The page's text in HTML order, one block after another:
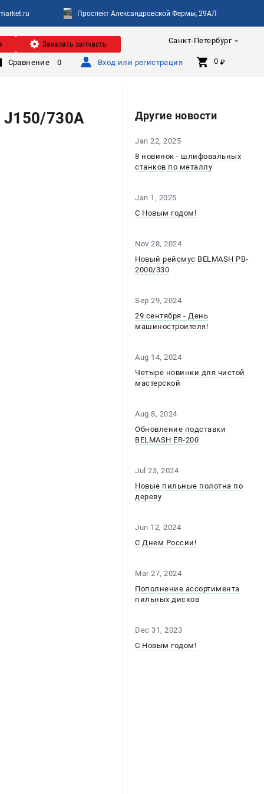
Проспект Александровской Фермы, 29АЛ
Санкт-Петербург
Заказать запчасть
Сравнение 0 Вход или регистрация 0 ₽
J150/730A Другие новости
Jan 22, 2025
8 новинок - шлифовальных
станков по металлу
Jan 1, 2025
С Новым годом!
Nov 28, 2024
Новый рейсмус BELMASH PB-
2000/330
Sep 29, 2024
29 сентября - День
машиностроителя!
Aug 14, 2024
Четыре новинки для чистой
мастерской
Aug 8, 2024
Обновление подставки
BELMASH ER-200
Jul 23, 2024
Новые пильные полотна по
дереву
Jun 12, 2024
С Днем России!
Mar 27, 2024
Пополнение ассортимента
пильных дисков
Dec 31, 2023
С Новым годом!